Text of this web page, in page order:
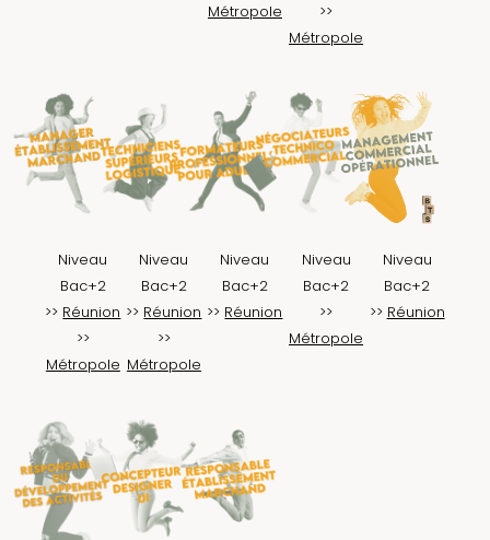
Métropole
>>
Métropole
Niveau
Bac+2
>> Réunion
>>
Métropole
Niveau
Bac+2
>> Réunion
>>
Métropole
Niveau
Bac+2
>> Réunion
Niveau
Bac+2
>>
Métropole
Niveau
Bac+2
>> Réunion